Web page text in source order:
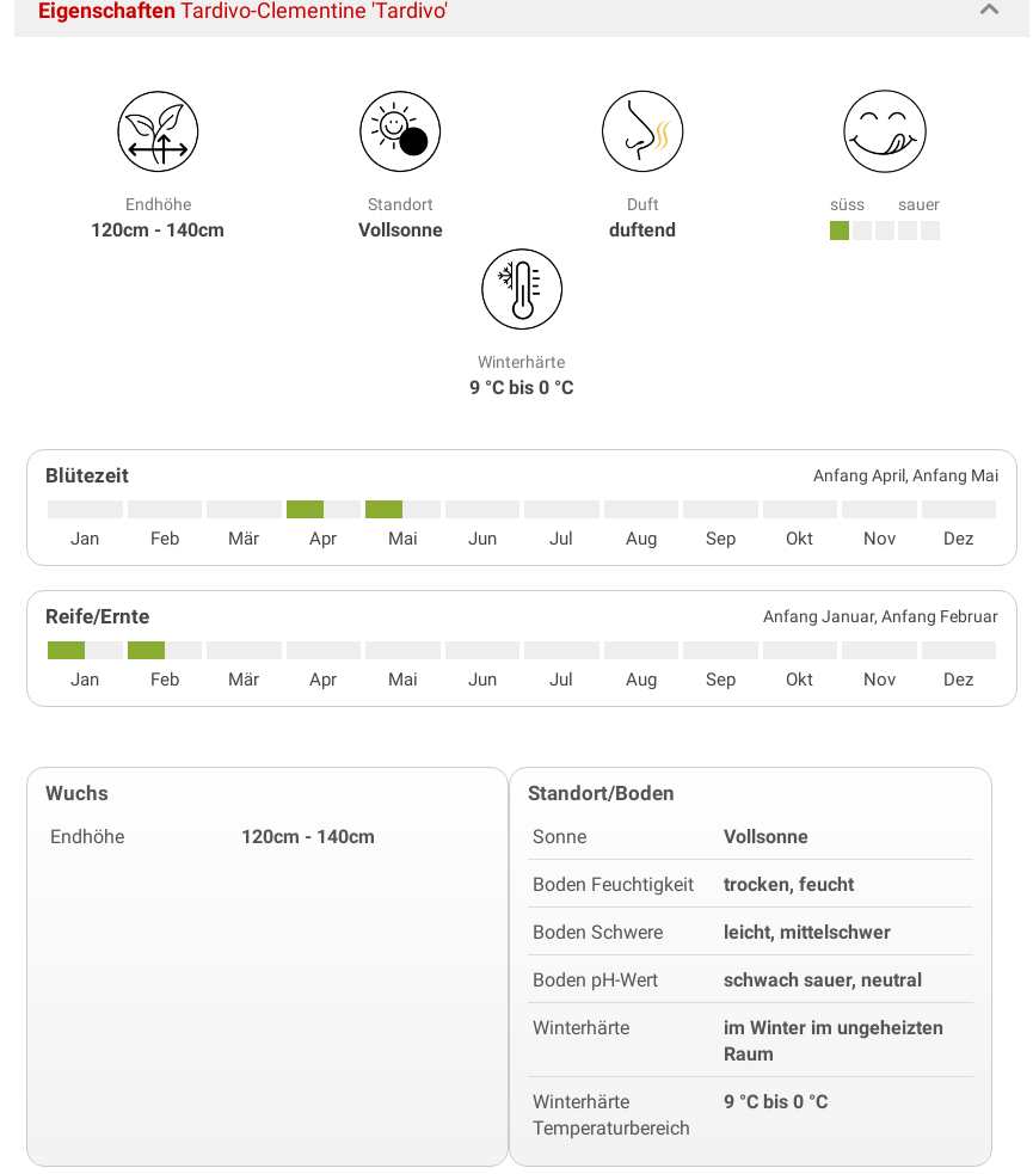
EigenschaftenTardivo-Clementine 'Tardivo'
Endhöhe
120cm - 140cm
Standort
Vollsonne
Duft
duftend
süss sauer
Winterhärte
9 °C bis 0 °C
Blütezeit Anfang April, Anfang Mai
Jan Feb Mär Apr Mai Jun Jul Aug Sep Okt Nov Dez
Reife/Ernte Anfang Januar, Anfang Februar
Jan Feb Mär Apr Mai Jun Jul Aug Sep Okt Nov Dez
Wuchs
Endhöhe 120cm - 140cm
Standort/Boden
Sonne Vollsonne
Boden Feuchtigkeit trocken, feucht
Boden Schwere leicht, mittelschwer
Boden pH-Wert schwach sauer, neutral
Winterhärte
im Winter im ungeheizten
Raum
Winterhärte
Temperaturbereich
9 °C bis 0 °C